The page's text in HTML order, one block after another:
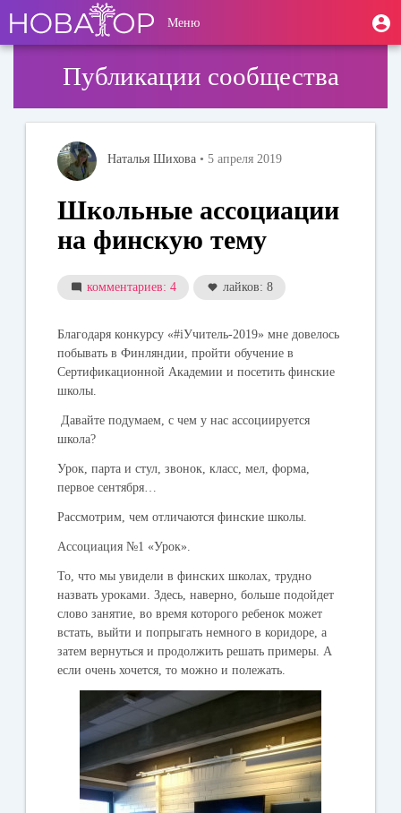
основному
содержанию
User
account
Меню
Публикации сообщества
Наталья Шихова • 5 апреля 2019
Школьные ассоциации
на финскую тему
комментариев: 4 лайков: 8
Благодаря конкурсу «#iУчитель-2019» мне довелось
побывать в Финляндии, пройти обучение в
Сертификационной Академии и посетить финские
школы.
Давайте подумаем, с чем у нас ассоциируется
школа?
Урок, парта и стул, звонок, класс, мел, форма,
первое сентября…
Рассмотрим, чем отличаются финские школы.
Ассоциация №1 «Урок».
То, что мы увидели в финских школах, трудно
назвать уроками. Здесь, наверно, больше подойдет
слово занятие, во время которого ребенок может
встать, выйти и попрыгать немного в коридоре, а
затем вернуться и продолжить решать примеры. А
если очень хочется, то можно и полежать.